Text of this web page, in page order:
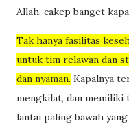
Allah, cakep banget
Tak hanya fasilitas
untuk tim relawan dan
dan nyaman. Kapalnya
mengkilat, dan
lantai paling bawah